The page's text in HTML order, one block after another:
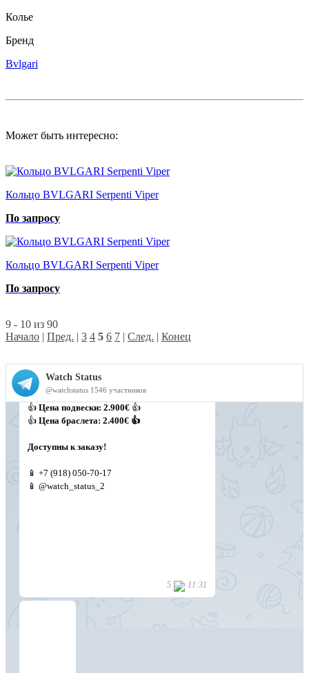
Колье
Бренд
Bvlgari
Может быть интересно:
Кольцо BVLGARI Serpenti Viper
По запросу
Кольцо BVLGARI Serpenti Viper
По запросу
9 - 10 из 90
Начало | Пред. | 3 4 5 6 7 | След. | Конец